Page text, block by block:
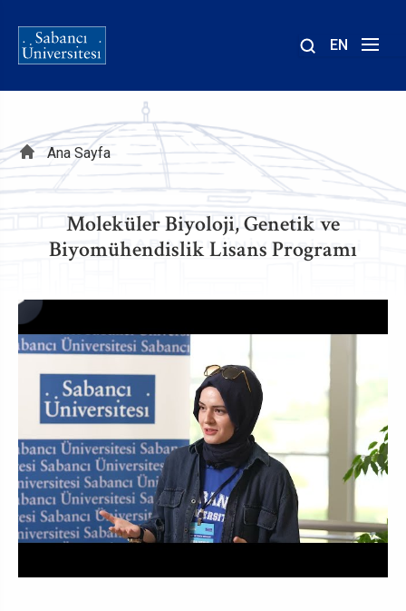
EN
Sayfa
yolu
Ana Sayfa
Moleküler Biyoloji, Genetik ve
Biyomühendislik Lisans Programı